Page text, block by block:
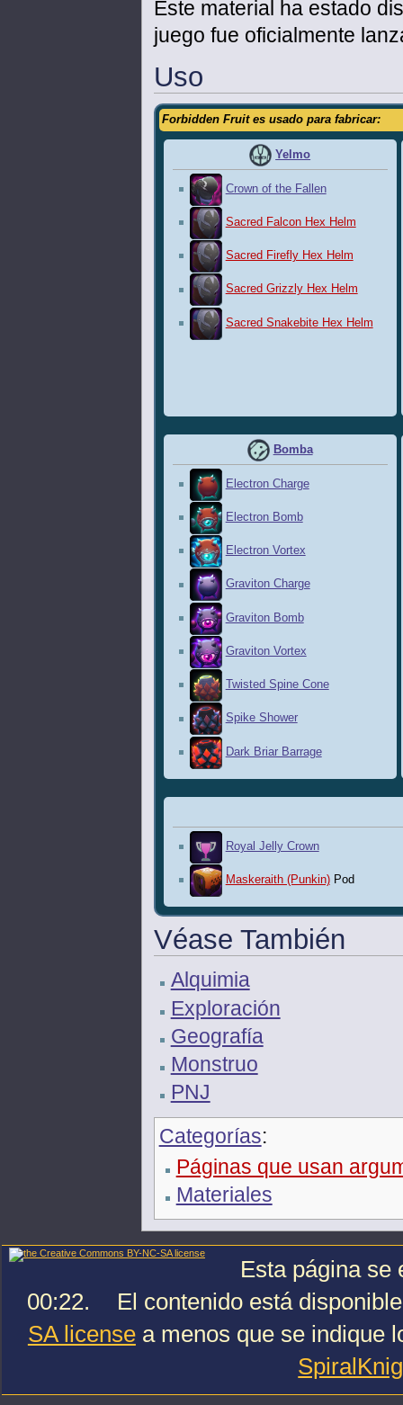
Este material ha estado
juego fue oficialmente
Uso
Forbidden Fruit es usado para fabricar:
Yelmo
Crown of the Fallen
Sacred Falcon Hex Helm
Sacred Firefly Hex Helm
Sacred Grizzly Hex Helm
Sacred Snakebite Hex Helm
Bomba
Electron Charge
Electron Bomb
Electron Vortex
Graviton Charge
Graviton Bomb
Graviton Vortex
Twisted Spine Cone
Spike Shower
Dark Briar Barrage
Royal Jelly Crown
Maskeraith (Punkin)Pod
Véase También
Alquimia
Exploración
Geografía
Monstruo
PNJ
Categorías:
Páginas que usan
Materiales
Esta página se
00:22.
El contenido está
SA licensea menos que se indique